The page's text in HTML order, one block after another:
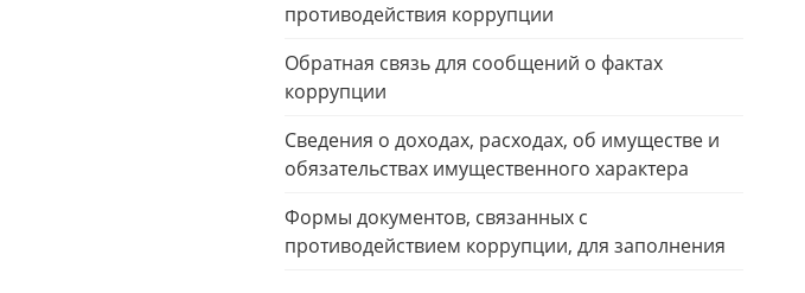
противодействия коррупции
Обратная связь для сообщений о фактах
коррупции
Сведения о доходах, расходах, об имуществе и
обязательствах имущественного характера
Формы документов, связанных с
противодействием коррупции, для заполнения